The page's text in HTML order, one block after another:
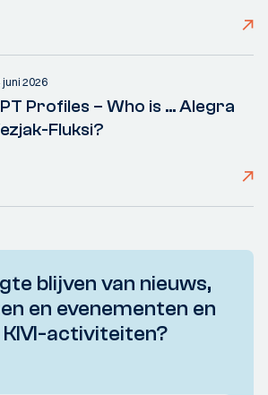
juni 2026
Profiles – Who is ... Alegra
Fluksi?
blijven van nieuws,
en evenementen en
activiteiten?